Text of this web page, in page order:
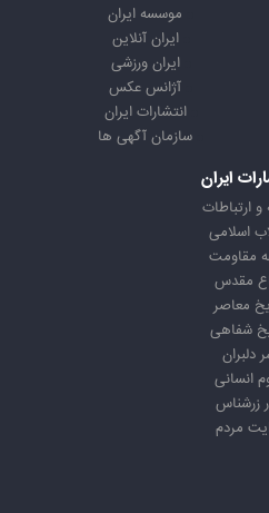
موسسه ایران
ایران آنلاین
ایران ورزشی
آژانس عکس
انتشارات ایران
سازمان آگهی ها
ایران
و ارتباطات
اسلامی
مقاومت
مقدس
معاصر
شفاهی
دلبران
انسانی
زرشناس
مردم